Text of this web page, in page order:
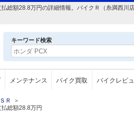
額28.8万円の詳細情報。バイクＲ（糸満西川
キーワード検索
メンテナンス バイク買取 バイクレビ
Ｒ
＞
総額28.8万円